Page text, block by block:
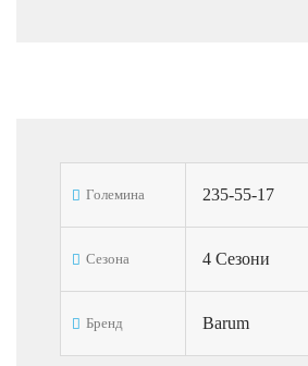
Големина 235-55-17
Сезона 4 Сезони
Бренд Barum